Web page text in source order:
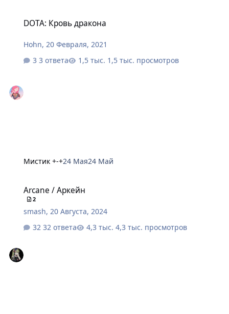
DOTA: Кровь дракона
Hohn,20 Февраля, 2021
3 ответа
1,5 тыс. просмотров
Мистик +-+24 Мая24 Май
Arcane / Аркейн
2
smash, 20 Августа, 2024
32 ответа
4,3 тыс. просмотров